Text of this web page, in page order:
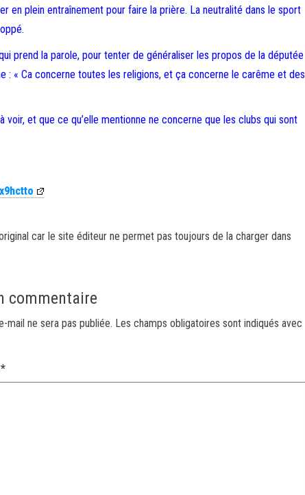
en plein entraînement pour faire la prière. La neutralité dans le sport
prend la parole, pour tenter de généraliser les propos de la députée
« Ca concerne toutes les religions, et ça concerne le carême et des
et que ce qu’elle mentionne ne concerne que les clubs qui sont
car le site éditeur ne permet pas toujours de la charger dans
commentaire
mail ne sera pas publiée. Les champs obligatoires sont indiqués avec
*